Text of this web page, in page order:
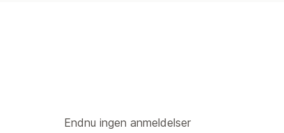
Endnu ingen anmeldelser